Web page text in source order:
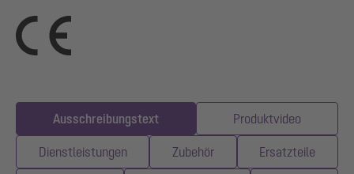
Ausschreibungstext Produktvideo
Dienstleistungen Zubehör Ersatzteile